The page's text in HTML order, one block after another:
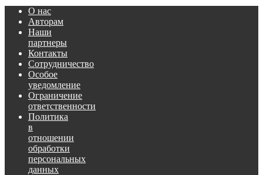
О нас
Авторам
Наши
партнеры
Контакты
Сотрудничество
Особое
уведомление
Ограничение
ответственности
Политика
в
отношении
обработки
персональных
данных